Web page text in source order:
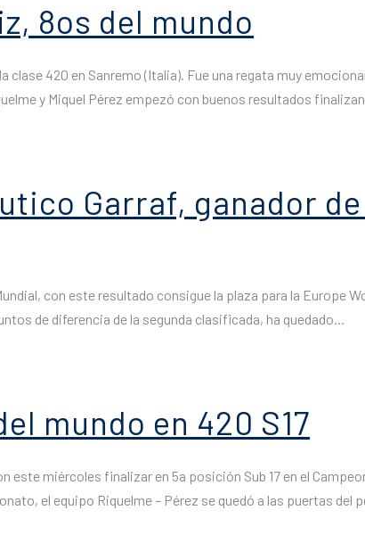
8os del mundo
clase 420 en Sanremo (Italia). Fue una regata muy
y Miquel Pérez empezó con buenos resultados
Garraf, ganador
con este resultado consigue la plaza para la Europe
de diferencia de la segunda clasificada, ha quedado...
mundo en 420 S17
miércoles finalizar en 5a posición Sub 17 en el
el equipo Riquelme – Pérez se quedó a las puertas del